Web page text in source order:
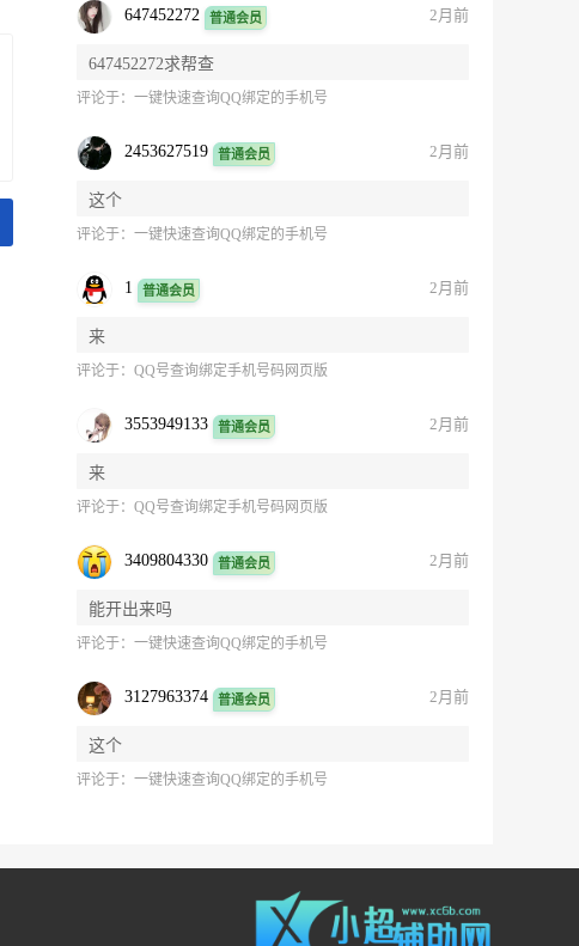
647452272 普通会员 2月前
647452272求帮查
评论于：一键快速查询QQ绑定的手机号
2453627519 普通会员 2月前
这个
评论于：一键快速查询QQ绑定的手机号
1 普通会员 2月前
来
评论于：QQ号查询绑定手机号码网页版
3553949133 普通会员 2月前
来
评论于：QQ号查询绑定手机号码网页版
3409804330 普通会员 2月前
能开出来吗
评论于：一键快速查询QQ绑定的手机号
3127963374 普通会员 2月前
这个
评论于：一键快速查询QQ绑定的手机号